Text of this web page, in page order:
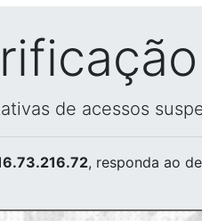
de acessos
, responda ao